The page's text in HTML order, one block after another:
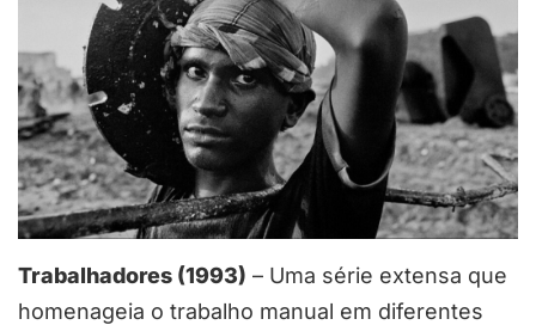
Trabalhadores (1993) – Uma série extensa que
homenageia o trabalho manual em diferentes